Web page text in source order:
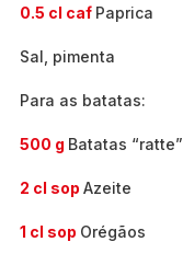
0.5 cl caf Paprica
Sal, pimenta
Para as batatas:
500 g Batatas “ratte”
2 cl sop Azeite
1 cl sop Orégãos